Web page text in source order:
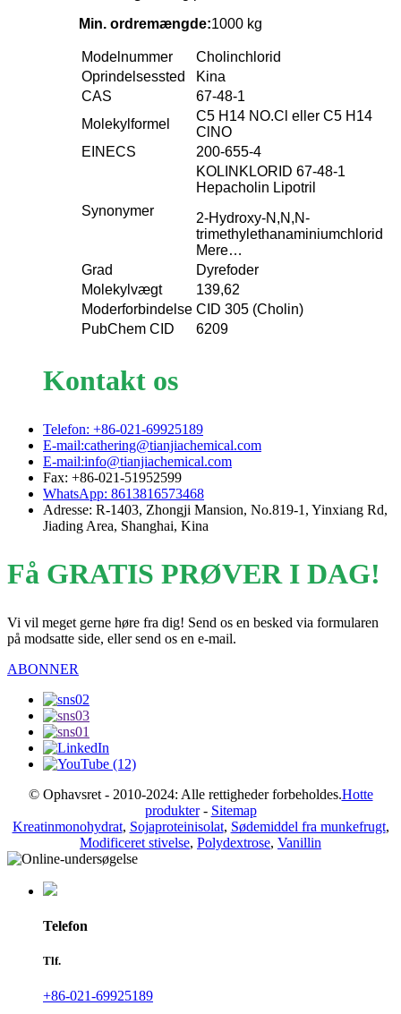
Min. ordremængde:1000 kg
Modelnummer
Cholinchlorid
Oprindelsessted
Kina
CAS
67-48-1
Molekylformel
C5 H14 NO.Cl eller C5 H14
ClNO
EINECS
200-655-4
Synonymer
KOLINKLORID 67-48-1
Hepacholin Lipotril
2-Hydroxy-N,N,N-
trimethylethanaminiumchlorid
Mere…
Grad
Dyrefoder
Molekylvægt
139,62
Moderforbindelse CID 305 (Cholin)
PubChem CID
6209
Kontakt os
Telefon: +86-021-69925189
E-mail:cathering@tianjiachemical.com
E-mail:info@tianjiachemical.com
Fax: +86-021-51952599
WhatsApp: 8613816573468
Adresse: R-1403, Zhongji Mansion, No.819-1, Yinxiang Rd,
Jiading Area, Shanghai, Kina
Få GRATIS PRØVER I DAG!
Vi vil meget gerne høre fra dig! Send os en besked via formularen
på modsatte side, eller send os en e-mail.
ABONNER
© Ophavsret - 2010-2024: Alle rettigheder forbeholdes.Hotte
produkter- Sitemap
Kreatinmonohydrat, Sojaproteinisolat, Sødemiddel fra munkefrugt,
Modificeret stivelse, Polydextrose, Vanillin
Telefon
Tlf.
+86-021-69925189